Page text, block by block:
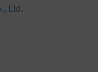
Ltd.